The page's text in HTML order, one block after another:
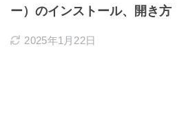
ー）のインストール、開き方
2025年1月22日